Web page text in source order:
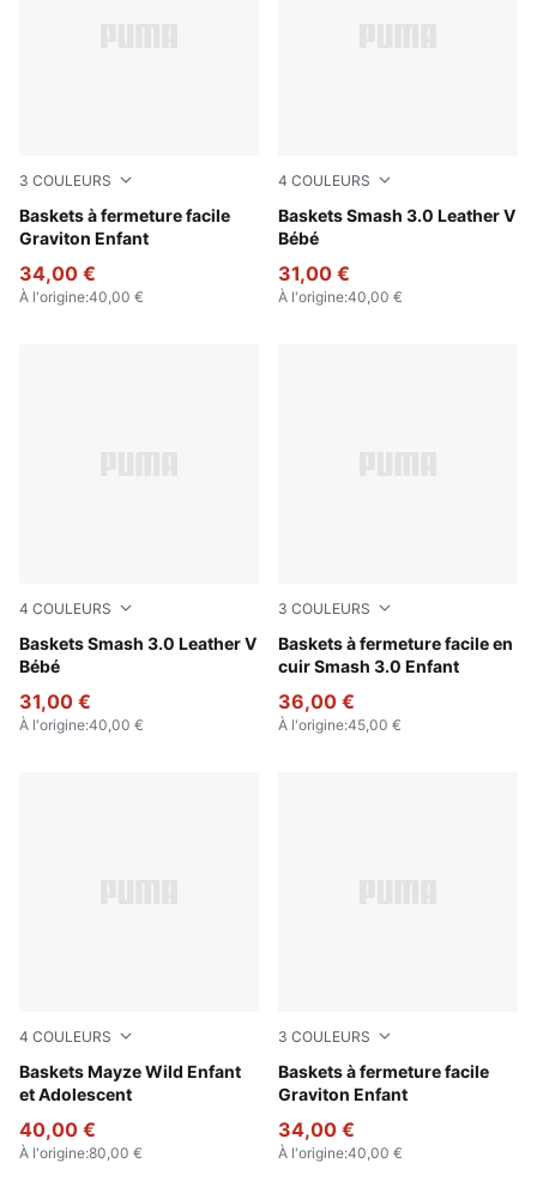
3 COULEURS
Baskets à fermeture facile
Graviton Enfant
Puma Black-Puma White-Puma Red
34,00 €
À l'origine:40,00 €
4 COULEURS
Baskets Smash 3.0 Leather V
Bébé
PUMA White-Cool Light
31,00 €
À l'origine:40,00 €
4 COULEURS
Baskets Smash 3.0 Leather V
Bébé
PUMA Black-Shadow Gray
31,00 €
À l'origine:40,00 €
3 COULEURS
Baskets à fermeture facile en
cuir Smash 3.0 Enfant
PUMA White-Cool Light
36,00 €
À l'origine:45,00 €
4 COULEURS
Baskets Mayze Wild Enfant
et Adolescent
Deep Plum-Mauve Pop
40,00 €
À l'origine:80,00 €
3 COULEURS
Baskets à fermeture facile
Graviton Enfant
Clyde Royal-PUMA White-
34,00 €
À l'origine:40,00 €